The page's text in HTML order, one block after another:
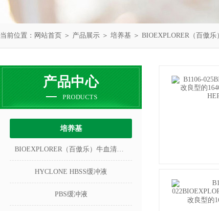
当前位置： 网站首页 ＞ 产品展示 ＞ 培养基 ＞ BIOEXPLORER（百傲乐
产品中心
PRODUCTS
培养基
BIOEXPLORER（百傲乐）牛血清白蛋白
HYCLONE HBSS缓冲液
PBS缓冲液